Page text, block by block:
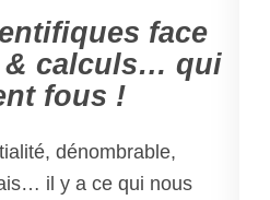
face
& calculs… qui
fous !
dénombrable,
il y a ce qui nous